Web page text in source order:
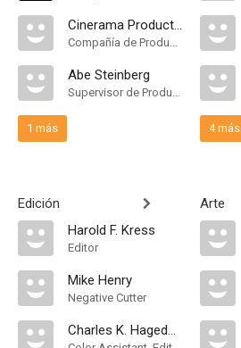
Cinerama Productions Corp
Compañía de Produccion
Abe Steinberg
Supervisor de Producción, Production Executive
1 más
Edición
Harold F. Kress
Editor
Mike Henry
Negative Cutter
Charles K. Hagedon
4 más
Arte